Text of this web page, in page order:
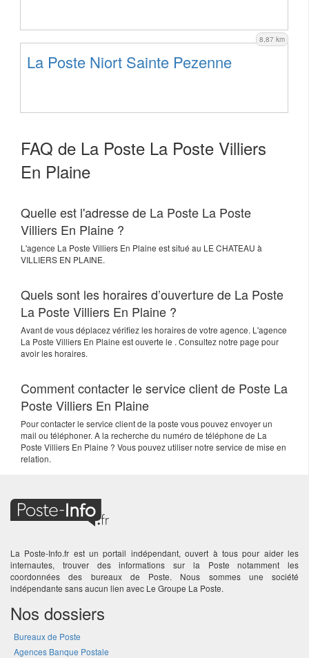
8,87 km
La Poste Niort Sainte Pezenne
FAQ de La Poste La Poste Villiers
En Plaine
Quelle est l'adresse de La Poste La Poste
Villiers En Plaine ?
L'agence La Poste Villiers En Plaine est situé au LE CHATEAU à
VILLIERS EN PLAINE.
Quels sont les horaires d’ouverture de La Poste
La Poste Villiers En Plaine ?
Avant de vous déplacez vérifiez les horaires de votre agence. L'agence
La Poste Villiers En Plaine est ouverte le . Consultez notre page pour
avoir les horaires.
Comment contacter le service client de Poste La
Poste Villiers En Plaine
Pour contacter le service client de la poste vous pouvez envoyer un
mail ou téléphoner. A la recherche du numéro de téléphone de La
Poste Villiers En Plaine ? Vous pouvez utiliser notre service de mise en
relation.
La Poste-Info.fr est un portail indépendant, ouvert à tous pour aider les
internautes, trouver des informations sur la Poste notamment les
coordonnées des bureaux de Poste. Nous sommes une société
indépendante sans aucun lien avec Le Groupe La Poste.
Nos dossiers
Bureaux de Poste
Agences Banque Postale